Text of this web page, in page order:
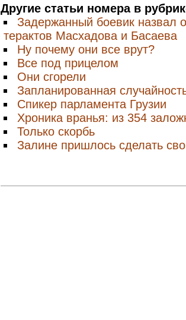
Другие статьи номера в
Задержанный боевик назвал
терактов Масхадова и Басаева
Ну почему они все врут?
Все под прицелом
Они сгорели
Запланированная
Спикер парламента Грузии
Хроника вранья: из 354
Только скорбь
Залине пришлось сделать